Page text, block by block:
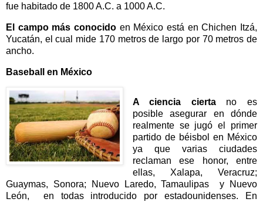
fue habitado de 1800 A.C. a 1000 A.C.
El campo más conocido en México está en Chichen Itzá,
Yucatán, el cual mide 170 metros de largo por 70 metros de
ancho.
Baseball en México
A ciencia ciertano es
posible asegurar en dónde
realmente se jugó el primer
partido de béisbol en México
ya que varias ciudades
reclaman ese honor, entre
ellas, Xalapa, Veracruz;
Guaymas, Sonora; Nuevo Laredo, Tamaulipas y Nuevo
León, en todas introducido por estadounidenses. En